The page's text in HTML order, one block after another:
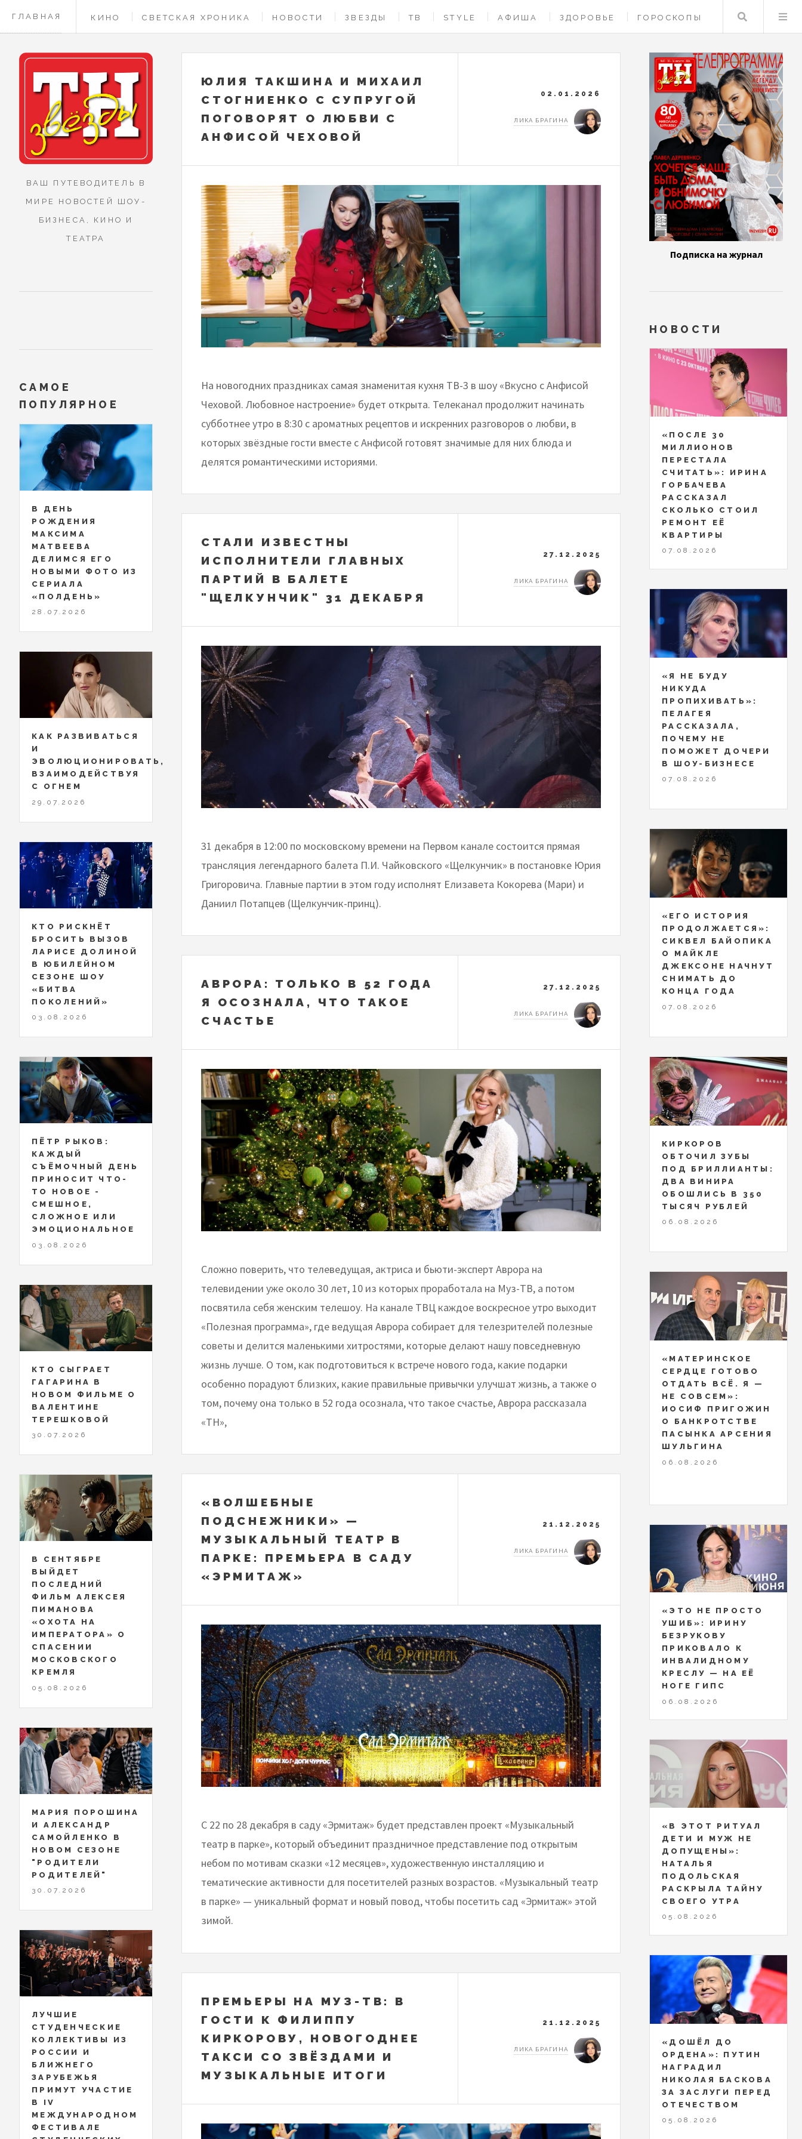
ГЛАВНАЯ КИНО СВЕТСКАЯ ХРОНИКА НОВОСТИ ЗВЕЗДЫ ТВ STYLE АФИША ЗДОРОВЬЕ ГОРОСКОПЫ
КОНТАКТЫ
Поиск
ЮЛИЯ ТАКШИНА И МИХАИЛ
СТОГНИЕНКО С СУПРУГОЙ
ПОГОВОРЯТ О ЛЮБВИ С
АНФИСОЙ ЧЕХОВОЙ
02.01.2026
ЛИКА БРАГИНА
На новогодних праздниках самая знаменитая кухня ТВ-3 в шоу «Вкусно с Анфисой
Чеховой. Любовное настроение» будет открыта. Телеканал продолжит начинать
субботнее утро в 8:30 с ароматных рецептов и искренних разговоров о любви, в
которых звёздные гости вместе с Анфисой готовят значимые для них блюда и
делятся романтическими историями.
СТАЛИ ИЗВЕСТНЫ
ИСПОЛНИТЕЛИ ГЛАВНЫХ
ПАРТИЙ В БАЛЕТЕ
"ЩЕЛКУНЧИК" 31 ДЕКАБРЯ
27.12.2025
ЛИКА БРАГИНА
31 декабря в 12:00 по московскому времени на Первом канале состоится прямая
трансляция легендарного балета П.И. Чайковского «Щелкунчик» в постановке Юрия
Григоровича. Главные партии в этом году исполнят Елизавета Кокорева (Мари) и
Даниил Потапцев (Щелкунчик-принц).
АВРОРА: ТОЛЬКО В 52 ГОДА
Я ОСОЗНАЛА, ЧТО ТАКОЕ
СЧАСТЬЕ
27.12.2025
ЛИКА БРАГИНА
Сложно поверить, что телеведущая, актриса и бьюти-эксперт Аврора на
телевидении уже около 30 лет, 10 из которых проработала на Муз-ТВ, а потом
посвятила себя женским телешоу. На канале ТВЦ каждое воскресное утро выходит
«Полезная программа», где ведущая Аврора собирает для телезрителей полезные
советы и делится маленькими хитростями, которые делают нашу повседневную
жизнь лучше. О том, как подготовиться к встрече нового года, какие подарки
особенно порадуют близких, какие правильные привычки улучшат жизнь, а также о
том, почему она только в 52 года осознала, что такое счастье, Аврора рассказала
«ТН»,
«ВОЛШЕБНЫЕ
ПОДСНЕЖНИКИ» —
МУЗЫКАЛЬНЫЙ ТЕАТР В
ПАРКЕ: ПРЕМЬЕРА В САДУ
«ЭРМИТАЖ»
21.12.2025
ЛИКА БРАГИНА
С 22 по 28 декабря в саду «Эрмитаж» будет представлен проект «Музыкальный
театр в парке», который объединит праздничное представление под открытым
небом по мотивам сказки «12 месяцев», художественную инсталляцию и
тематические активности для посетителей разных возрастов. «Музыкальный театр
в парке» — уникальный формат и новый повод, чтобы посетить сад «Эрмитаж» этой
зимой.
ПРЕМЬЕРЫ НА МУЗ-ТВ: В
ГОСТИ К ФИЛИППУ
КИРКОРОВУ, НОВОГОДНЕЕ
ТАКСИ СО ЗВЁЗДАМИ И
МУЗЫКАЛЬНЫЕ ИТОГИ
21.12.2025
ЛИКА БРАГИНА
ВАШ ПУТЕВОДИТЕЛЬ В
МИРЕ НОВОСТЕЙ ШОУ-
БИЗНЕСА, КИНО И
ТЕАТРА
САМОЕ
ПОПУЛЯРНОЕ
В ДЕНЬ
РОЖДЕНИЯ
МАКСИМА
МАТВЕЕВА
ДЕЛИМСЯ ЕГО
НОВЫМИ ФОТО ИЗ
СЕРИАЛА
«ПОЛДЕНЬ»
28.07.2026
КАК РАЗВИВАТЬСЯ
И
ЭВОЛЮЦИОНИРОВАТЬ,
ВЗАИМОДЕЙСТВУЯ
С ОГНЕМ
29.07.2026
КТО РИСКНЁТ
БРОСИТЬ ВЫЗОВ
ЛАРИСЕ ДОЛИНОЙ
В ЮБИЛЕЙНОМ
СЕЗОНЕ ШОУ
«БИТВА
ПОКОЛЕНИЙ»
03.08.2026
ПЁТР РЫКОВ:
КАЖДЫЙ
СЪЁМОЧНЫЙ ДЕНЬ
ПРИНОСИТ ЧТО-
ТО НОВОЕ -
СМЕШНОЕ,
СЛОЖНОЕ ИЛИ
ЭМОЦИОНАЛЬНОЕ
03.08.2026
КТО СЫГРАЕТ
ГАГАРИНА В
НОВОМ ФИЛЬМЕ О
ВАЛЕНТИНЕ
ТЕРЕШКОВОЙ
30.07.2026
В СЕНТЯБРЕ
ВЫЙДЕТ
ПОСЛЕДНИЙ
ФИЛЬМ АЛЕКСЕЯ
ПИМАНОВА
«ОХОТА НА
ИМПЕРАТОРА» О
СПАСЕНИИ
МОСКОВСКОГО
КРЕМЛЯ
05.08.2026
МАРИЯ ПОРОШИНА
И АЛЕКСАНДР
САМОЙЛЕНКО В
НОВОМ СЕЗОНЕ
"РОДИТЕЛИ
РОДИТЕЛЕЙ"
30.07.2026
ЛУЧШИЕ
СТУДЕНЧЕСКИЕ
КОЛЛЕКТИВЫ ИЗ
РОССИИ И
БЛИЖНЕГО
ЗАРУБЕЖЬЯ
ПРИМУТ УЧАСТИЕ
В IV
МЕЖДУНАРОДНОМ
ФЕСТИВАЛЕ
Подписка на журнал
НОВОСТИ
«ПОСЛЕ 30
МИЛЛИОНОВ
ПЕРЕСТАЛА
СЧИТАТЬ»: ИРИНА
ГОРБАЧЕВА
РАССКАЗАЛ
СКОЛЬКО СТОИЛ
РЕМОНТ ЕЁ
КВАРТИРЫ
07.08.2026
«Я НЕ БУДУ
НИКУДА
ПРОПИХИВАТЬ»:
ПЕЛАГЕЯ
РАССКАЗАЛА,
ПОЧЕМУ НЕ
ПОМОЖЕТ ДОЧЕРИ
В ШОУ-БИЗНЕСЕ
07.08.2026
«ЕГО ИСТОРИЯ
ПРОДОЛЖАЕТСЯ»:
СИКВЕЛ БАЙОПИКА
О МАЙКЛЕ
ДЖЕКСОНЕ НАЧНУТ
СНИМАТЬ ДО
КОНЦА ГОДА
07.08.2026
КИРКОРОВ
ОБТОЧИЛ ЗУБЫ
ПОД БРИЛЛИАНТЫ:
ДВА ВИНИРА
ОБОШЛИСЬ В 350
ТЫСЯЧ РУБЛЕЙ
06.08.2026
«МАТЕРИНСКОЕ
СЕРДЦЕ ГОТОВО
ОТДАТЬ ВСЁ. Я —
НЕ СОВСЕМ»:
ИОСИФ ПРИГОЖИН
О БАНКРОТСТВЕ
ПАСЫНКА АРСЕНИЯ
ШУЛЬГИНА
06.08.2026
«ЭТО НЕ ПРОСТО
УШИБ»: ИРИНУ
БЕЗРУКОВУ
ПРИКОВАЛО К
ИНВАЛИДНОМУ
КРЕСЛУ — НА ЕЁ
НОГЕ ГИПС
06.08.2026
«В ЭТОТ РИТУАЛ
ДЕТИ И МУЖ НЕ
ДОПУЩЕНЫ»:
НАТАЛЬЯ
ПОДОЛЬСКАЯ
РАСКРЫЛА ТАЙНУ
СВОЕГО УТРА
05.08.2026
«ДОШЁЛ ДО
ОРДЕНА»: ПУТИН
НАГРАДИЛ
НИКОЛАЯ БАСКОВА
ЗА ЗАСЛУГИ ПЕРЕД
ОТЕЧЕСТВОМ
05.08.2026